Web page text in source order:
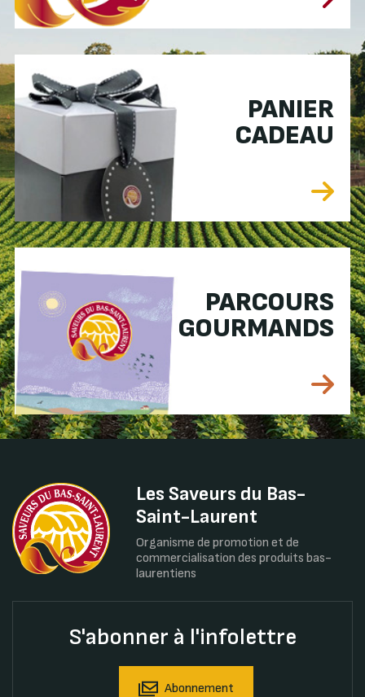
PANIER
CADEAU
PARCOURS
GOURMANDS
Les Saveurs du Bas-
Saint-Laurent
Organisme de promotion et de
commercialisation des produits bas-
laurentiens
S'abonner à l'infolettre
Abonnement